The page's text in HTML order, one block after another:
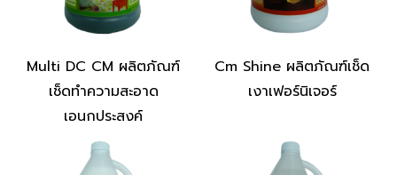
Multi DC CM ผลิตภัณฑ์
เช็ดทำความสะอาด
เอนกประสงค์
Cm Shine ผลิตภัณฑ์เช็ด
เงาเฟอร์นิเจอร์